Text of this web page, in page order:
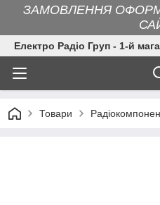
ЗАМОВЛЕННЯ
Електро Радіо Груп - 1-й
Товари